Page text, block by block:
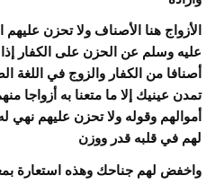
الأزواج هنا الأصناف ولا تحزن
عليه وسلم عن الحزن على الكفار إذا
أصنافا من الكفار والزوج في اللغة
تمدن عينيك إلا ما متعنا به أزواجا
أموالهم وقوله ولا تحزن عليهم نهي
لهم في قلبه قدر ووزن
واخفض لهم جناحك وهذه استعارة